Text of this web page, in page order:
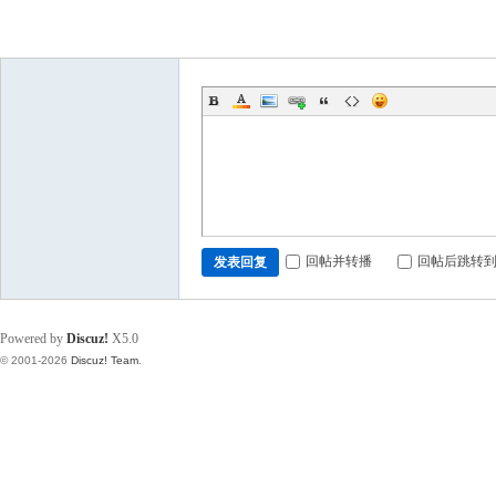
发表回复 回帖并转播 回帖后跳转
Powered by Discuz! X5.0
© 2001-2026 Discuz! Team